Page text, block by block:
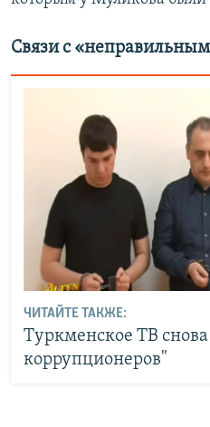
Связи с
ЧИТАЙТЕ ТАКЖЕ:
Туркменское ТВ
коррупционеров"